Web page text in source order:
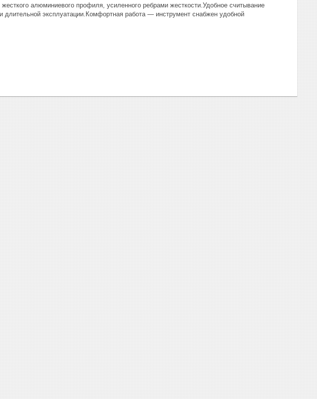
алюминиевого профиля, усиленного ребрами жесткости.Удобное считывание
эксплуатации.Комфортная работа — инструмент снабжен удобной